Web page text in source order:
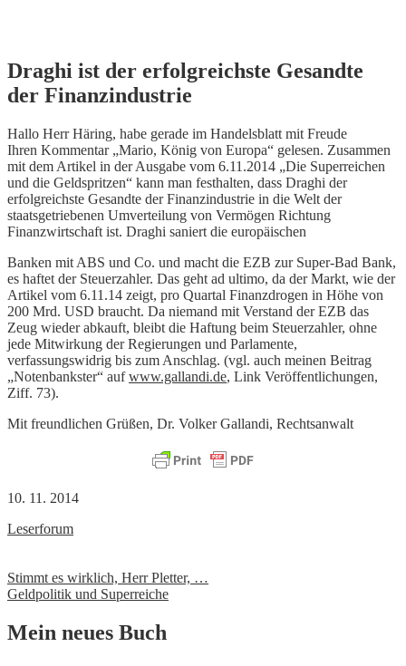
Skip
to
content
Draghi ist der erfolgreichste Gesandte
der Finanzindustrie
Hallo Herr Häring, habe gerade im Handelsblatt mit Freude
Ihren Kommentar „Mario, König von Europa“ gelesen. Zusammen
mit dem Artikel in der Ausgabe vom 6.11.2014 „Die Superreichen
und die Geldspritzen“ kann man festhalten, dass Draghi der
erfolgreichste Gesandte der Finanzindustrie in die Welt der
staatsgetriebenen Umverteilung von Vermögen Richtung
Finanzwirtschaft ist. Draghi saniert die europäischen
Banken mit ABS und Co. und macht die EZB zur Super-Bad Bank,
es haftet der Steuerzahler. Das geht ad ultimo, da der Markt, wie der
Artikel vom 6.11.14 zeigt, pro Quartal Finanzdrogen in Höhe von
200 Mrd. USD braucht. Da niemand mit Verstand der EZB das
Zeug wieder abkauft, bleibt die Haftung beim Steuerzahler, ohne
jede Mitwirkung der Regierungen und Parlamente,
verfassungswidrig bis zum Anschlag. (vgl. auch meinen Beitrag
„Notenbankster“ aufwww.gallandi.de, Link Veröffentlichungen,
Ziff. 73).
Mit freundlichen Grüßen, Dr. Volker Gallandi, Rechtsanwalt
10. 11. 2014
Leserforum
Beitrags-
Navigation
Stimmt es wirklich, Herr Pletter, …
Geldpolitik und Superreiche
Mein neues Buch